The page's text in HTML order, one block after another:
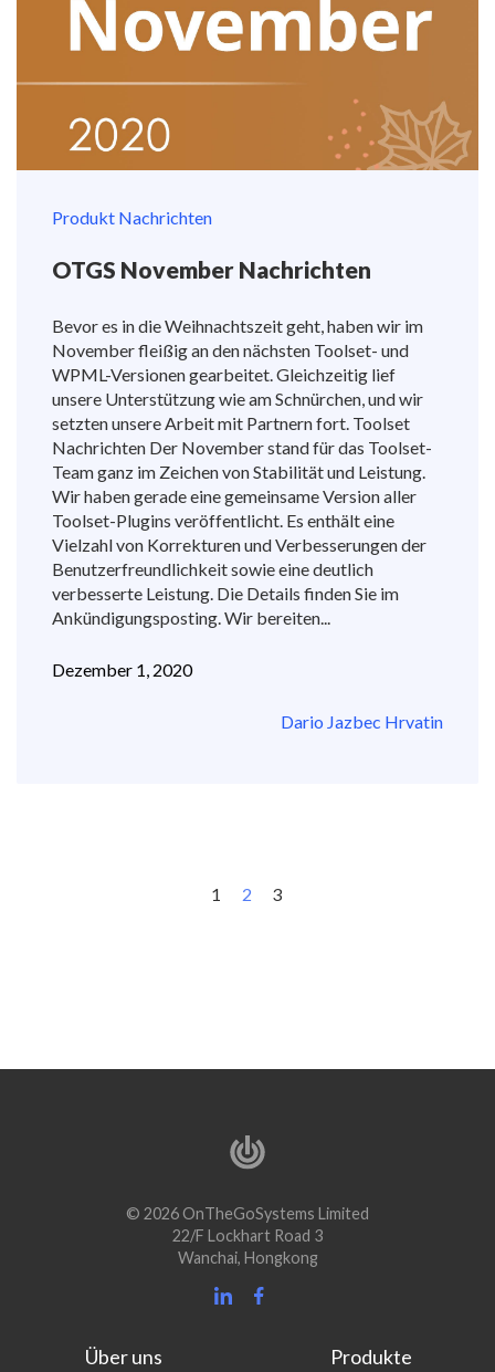
Produkt Nachrichten
OTGS November Nachrichten
Bevor es in die Weihnachtszeit geht, haben wir im
November fleißig an den nächsten Toolset- und
WPML-Versionen gearbeitet. Gleichzeitig lief
unsere Unterstützung wie am Schnürchen, und wir
setzten unsere Arbeit mit Partnern fort. Toolset
Nachrichten Der November stand für das Toolset-
Team ganz im Zeichen von Stabilität und Leistung.
Wir haben gerade eine gemeinsame Version aller
Toolset-Plugins veröffentlicht. Es enthält eine
Vielzahl von Korrekturen und Verbesserungen der
Benutzerfreundlichkeit sowie eine deutlich
verbesserte Leistung. Die Details finden Sie im
Ankündigungsposting. Wir bereiten...
Dezember 1, 2020
Dario Jazbec Hrvatin
1 2 3
© 2026 OnTheGoSystems Limited
22/F Lockhart Road 3
Wanchai, Hongkong
Über uns Produkte